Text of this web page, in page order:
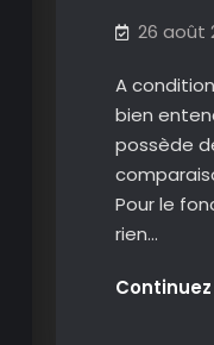
26 août
A
bien
possède
Pour le
rien…